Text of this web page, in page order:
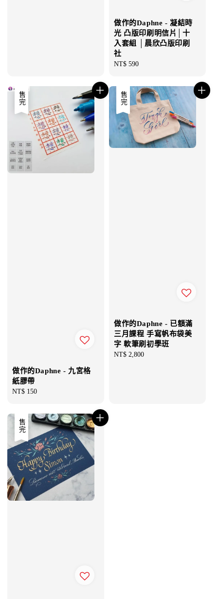
做作的Daphne - 凝結時
光 凸版印刷明信片│十
入套組 │晨欣凸版印刷
社
Regular
NT$ 590
售完
做作的Daphne - 九宮格
紙膠帶
Regular
NT$ 150
售完
做作的Daphne - 已額滿
三月課程 手寫帆布袋美
字 軟筆刷初學班
Regular
NT$ 2,800
售完